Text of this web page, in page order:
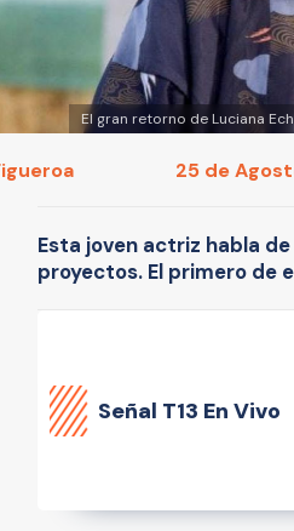
El gran retorno de Luciana
25 de
Esta joven actriz habla
proyectos. El primero de
Señal T13 En Vivo